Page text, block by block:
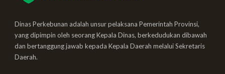
Dinas Perkebunan adalah unsur pelaksana Pemerintah Provinsi,
yang dipimpin oleh seorang Kepala Dinas, berkedudukan dibawah
dan bertanggung jawab kepada Kepala Daerah melalui Sekretaris
Daerah.